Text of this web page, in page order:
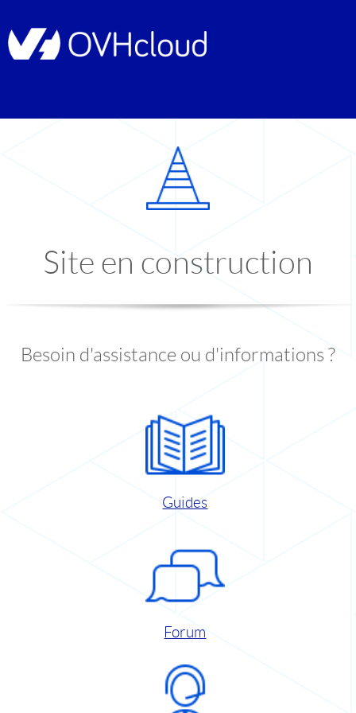
Site en construction
Besoin d'assistance ou d'informations ?
Guides
Forum